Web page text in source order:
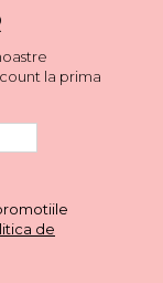
la prima
de